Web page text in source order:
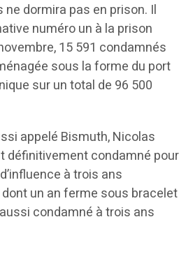
ne dormira pas en prison. Il
numéro un à la prison
15 591 condamnés
sous la forme du port
sur un total de 96 500
appelé Bismuth, Nicolas
définitivement condamné pour
à trois ans
un an ferme sous bracelet
condamné à trois ans